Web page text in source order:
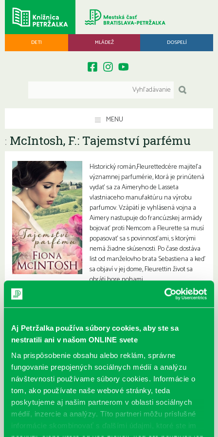
Aj Petržalka používa súbory cookies, aby ste sa
nestratili ani v našom ONLINE svete
Na prispôsobenie obsahu alebo reklám, správne
fungovanie prepojených sociálnych médií a analýzu
návštevnosti používame súbory cookies. Informácie o
tom, ako používate naše webové stránky, teda
poskytujeme aj našim partnerom v oblasti sociálnych
médií, inzercie a analýzy. Títo partneri môžu príslušné
informácie skombinovať s ďalšími údajmi, ktoré ste im
DETI MLÁDEŽ DOSPELÍ
MENU
: McIntosh, F.: Tajemství parfému
Historický román,Fleurettedcére majiteľa
významnej parfumérie, ktorá je prinútená
vydať sa za Aimeryho de Lasseta
vlastniaceho manufaktúru na výrobu
parfumov. Vzápätí je vyhlásená vojna a
Aimery nastupuje do francúzskej armády
bojovať proti Nemcom a Fleurette sa musí
popasovať sa s povinnosťami, s ktorými
nemá žiadne skúsenosti. Po čase dostáva
list od manželovho brata Sebastiena a keď
sa objaví v jej dome, Fleurettin život sa
obráti hore nohami.